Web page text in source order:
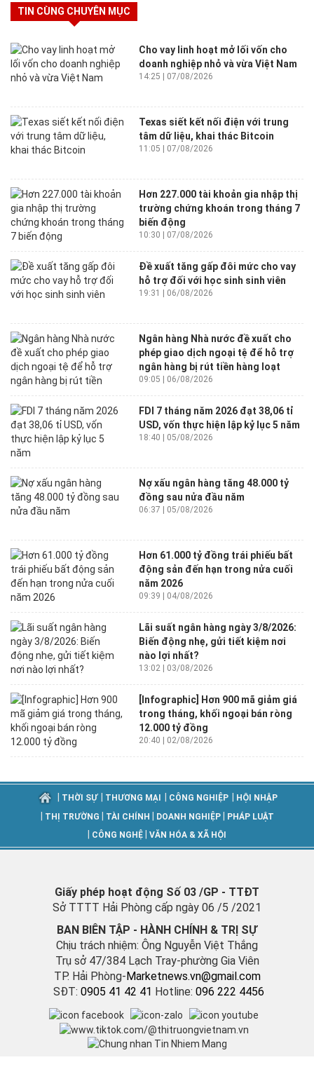
TIN CÙNG CHUYÊN MỤC
Cho vay linh hoạt mở lối vốn cho
doanh nghiệp nhỏ và vừa Việt Nam
14:25 | 07/08/2026
Texas siết kết nối điện với trung
tâm dữ liệu, khai thác Bitcoin
11:05 | 07/08/2026
Hơn 227.000 tài khoản gia nhập thị
trường chứng khoán trong tháng 7
biến động
10:30 | 07/08/2026
Đề xuất tăng gấp đôi mức cho vay
hỗ trợ đối với học sinh sinh viên
19:31 | 06/08/2026
Ngân hàng Nhà nước đề xuất cho
phép giao dịch ngoại tệ để hỗ trợ
ngân hàng bị rút tiền hàng loạt
09:05 | 06/08/2026
FDI 7 tháng năm 2026 đạt 38,06 tỉ
USD, vốn thực hiện lập kỷ lục 5 năm
18:40 | 05/08/2026
Nợ xấu ngân hàng tăng 48.000 tỷ
đồng sau nửa đầu năm
06:37 | 05/08/2026
Hơn 61.000 tỷ đồng trái phiếu bất
động sản đến hạn trong nửa cuối
năm 2026
09:39 | 04/08/2026
Lãi suất ngân hàng ngày 3/8/2026:
Biến động nhẹ, gửi tiết kiệm nơi
nào lợi nhất?
13:02 | 03/08/2026
[Infographic] Hơn 900 mã giảm giá
trong tháng, khối ngoại bán ròng
12.000 tỷ đồng
20:40 | 02/08/2026
THỜI SỰ THƯƠNG MẠI CÔNG NGHIỆP HỘI NHẬP
THỊ TRƯỜNG TÀI CHÍNH DOANH NGHIỆP PHÁP LUẬT
CÔNG NGHỆ VĂN HÓA & XÃ HỘI
Giấy phép hoạt động Số 03 /GP - TTĐT
Sở TTTT Hải Phòng cấp ngày 06 /5 /2021
BAN BIÊN TẬP - HÀNH CHÍNH & TRỊ SỰ
Chịu trách nhiệm: Ông Nguyễn Việt Thắng
Trụ sở 47/384 Lạch Tray-phường Gia Viên
TP. Hải Phòng- Marketnews.vn@gmail.com
SĐT: 0905 41 42 41 Hotline: 096 222 4456